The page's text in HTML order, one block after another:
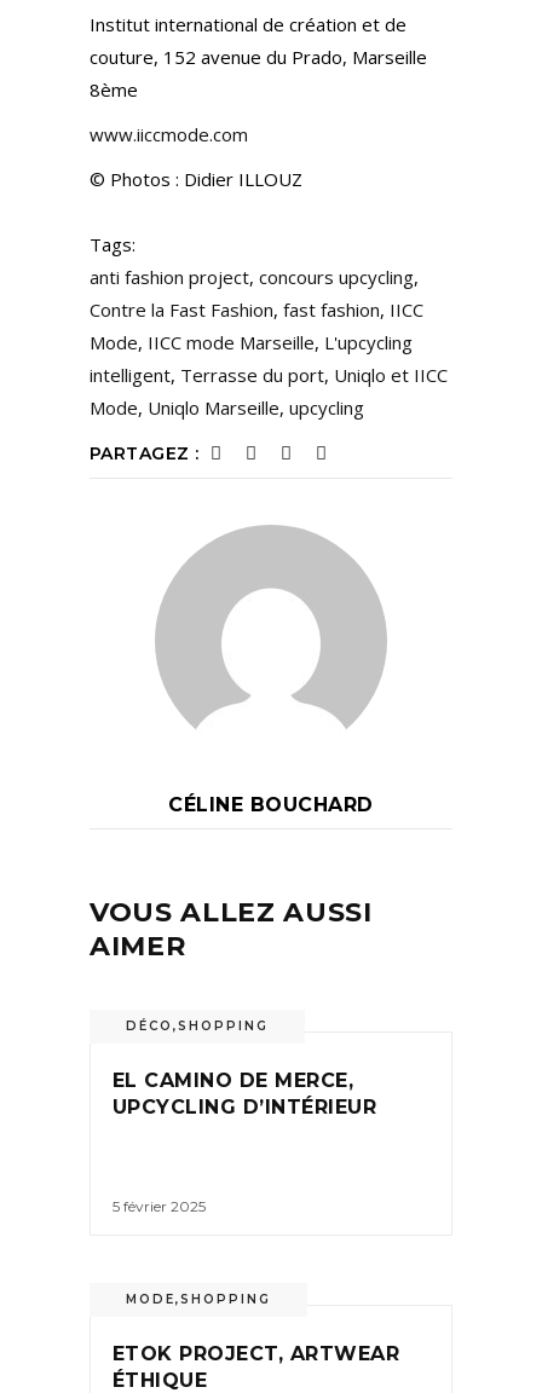
Institut international de création et de
couture, 152 avenue du Prado, Marseille
8ème
www.iiccmode.com
© Photos : Didier ILLOUZ
Tags:
anti fashion project, concours upcycling,
Contre la Fast Fashion, fast fashion, IICC
Mode, IICC mode Marseille, L'upcycling
intelligent, Terrasse du port, Uniqlo et IICC
Mode, Uniqlo Marseille, upcycling
PARTAGEZ :
CÉLINE BOUCHARD
VOUS ALLEZ AUSSI
AIMER
DÉCO ,SHOPPING
EL CAMINO DE MERCE,
UPCYCLING D’INTÉRIEUR
5 février 2025
MODE,SHOPPING
ETOK PROJECT, ARTWEAR
ÉTHIQUE